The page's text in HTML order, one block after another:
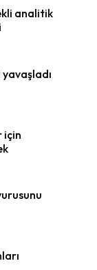
analitik
için